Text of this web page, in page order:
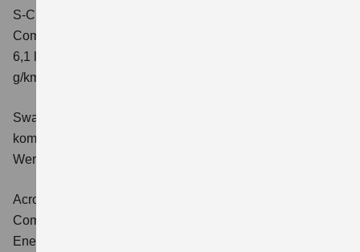
S-Cross 1.4 BOOSTERJET HYBRID ALLGRIP AT
Comfort+
6,1 l/100 km; kombinierter Wert der CO2-Emission: 141
g/km; CO2-Klasse: E
Swace 1.8 HYBRID CVT Comfort+
kombinierter Energieverbrauch 4,5 l/100km; kombinierter
Wert der CO2-Emission: 102 g/km; CO2-Klasse: C.
Across 2.5 PLUG-IN HYBRID CVT
Comfort+
Energieverbrauch: 17,1kWh/100km plus 1,0 l/100 km;